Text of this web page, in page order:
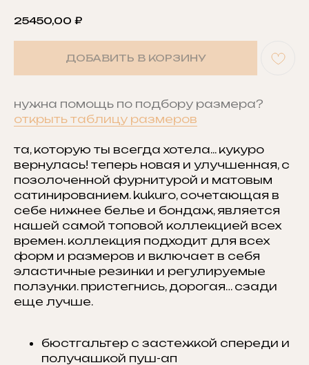
25450,00 ₽
ДОБАВИТЬ В КОРЗИНУ
нужна помощь по подбору размера?
открыть таблицу размеров
та, которую ты всегда хотела... кукуро
вернулась! теперь новая и улучшенная, с
позолоченной фурнитурой и матовым
сатинированием. kukuro, сочетающая в
себе нижнее белье и бондаж, является
нашей самой топовой коллекцией всех
времен. коллекция подходит для всех
форм и размеров и включает в себя
эластичные резинки и регулируемые
ползунки. пристегнись, дорогая… сзади
еще лучше.
бюстгальтер с застежкой спереди и
получашкой пуш-ап